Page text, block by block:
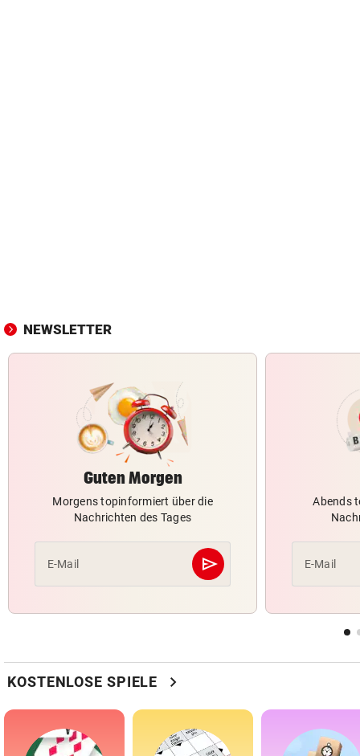
NEWSLETTER
Guten Morgen
Morgens topinformiert über die
Nachrichten des Tages
E-Mail send
Abschicken
Abends
E-Mail
KOSTENLOSE SPIELE chevron_right